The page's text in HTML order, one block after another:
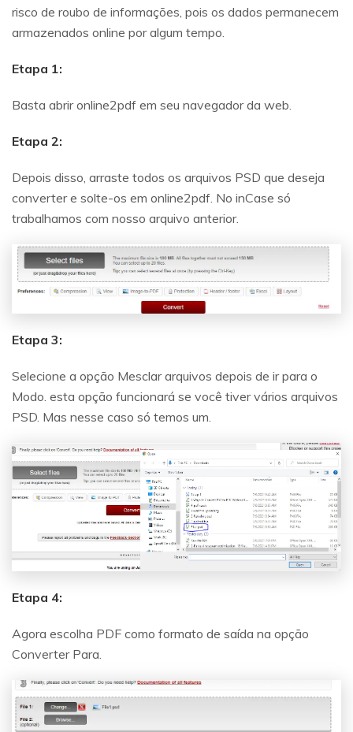
risco de roubo de informações, pois os dados permanecem
armazenados online por algum tempo.
Etapa 1:
Basta abrir online2pdf em seu navegador da web.
Etapa 2:
Depois disso, arraste todos os arquivos PSD que deseja
converter e solte-os em online2pdf. No inCase só
trabalhamos com nosso arquivo anterior.
Etapa 3:
Selecione a opção Mesclar arquivos depois de ir para o
Modo. esta opção funcionará se você tiver vários arquivos
PSD. Mas nesse caso só temos um.
Etapa 4:
Agora escolha PDF como formato de saída na opção
Converter Para.